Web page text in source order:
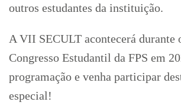
outros estudantes da instituição.
A VII SECULT acontecerá durante
Congresso Estudantil da FPS em
programação e venha participar
especial!